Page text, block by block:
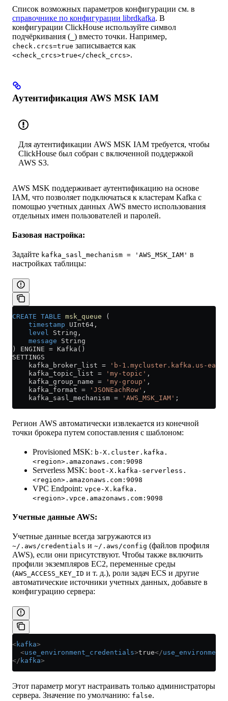
Список возможных параметров конфигурации см. в
справочнике по конфигурации librdkafka. В
конфигурации ClickHouse используйте символ
подчёркивания ( ) вместо точки. Например,
check.crcs=true записывается как
<check_crcs>true</check_crcs>.
Аутентификация AWS MSK IAM
Для аутентификации AWS MSK IAM требуется, чтобы
ClickHouse был собран с включенной поддержкой
AWS S3.
AWS MSK поддерживает аутентификацию на основе
IAM, что позволяет подключаться к кластерам Kafka с
помощью учетных данных AWS вместо использования
отдельных имен пользователей и паролей.
Базовая настройка:
Задайте kafka_sasl_mechanism = 'AWS_MSK_IAM' в
настройках таблицы:
CREATE TABLE msk_queue (
    timestamp
UInt64,
    level
String,
    message
String
) ENGINE = Kafka()
SETTINGS
    kafka_broker_list
= 'b-1.mycluster.kafka.us-east-
    kafka_topic_list
= 'my-topic' ,
    kafka_group_name
= 'my-group' ,
    kafka_format
= 'JSONEachRow' ,
    kafka_sasl_mechanism
= 'AWS_MSK_IAM' ;
Регион AWS автоматически извлекается из конечной
точки брокера путем сопоставления с шаблоном:
Provisioned MSK: b-X.cluster.kafka.
<region>.amazonaws.com:9098
Serverless MSK: boot-X.kafka-serverless.
<region>.amazonaws.com:9098
VPC Endpoint: vpce-X.kafka.
<region>.vpce.amazonaws.com:9098
Учетные данные AWS:
Учетные данные всегда загружаются из
~/.aws/credentials и ~/.aws/config (файлов профиля
AWS), если они присутствуют. Чтобы также включить
профили экземпляров EC2, переменные среды
(AWS_ACCESS_KEY_ID и т. д.), роли задач ECS и другие
автоматические источники учетных данных, добавьте в
конфигурацию сервера:
<kafka>
  <
use_environment_credentials>true</
</ kafka>
Этот параметр могут настраивать только администраторы
сервера. Значение по умолчанию: false.